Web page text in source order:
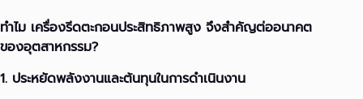
ทำไม เครื่องรีดตะกอนประสิทธิภาพสูง จึงสำคัญต่ออนาคต
ของอุตสาหกรรม?
1. ประหยัดพลังงานและต้นทุนในการดำเนินงาน